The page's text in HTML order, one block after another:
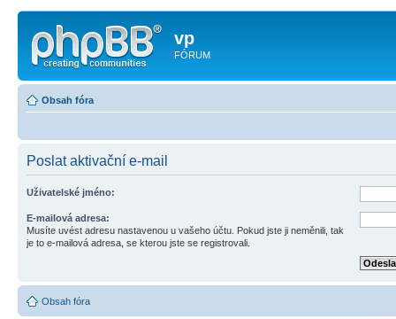
vp
FÓRUM
Obsah fóra
Poslat aktivační e-mail
Uživatelské jméno:
E-mailová adresa:
Musíte uvést adresu nastavenou u vašeho účtu. Pokud jste ji neměnili, tak
je to e-mailová adresa, se kterou jste se registrovali.
Obsah fóra